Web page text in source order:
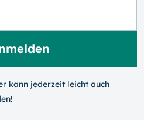
kann jeder­zeit leicht auch